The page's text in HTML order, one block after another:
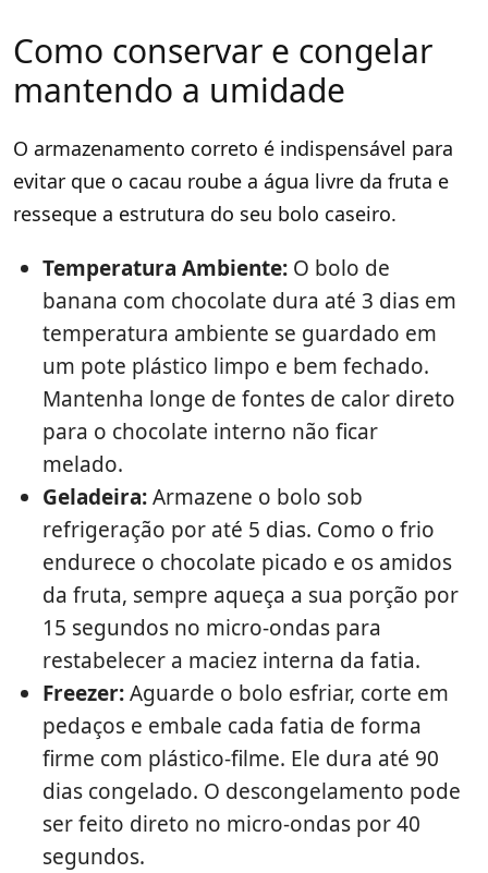
Como conservar e congelar
mantendo a umidade
O armazenamento correto é indispensável para
evitar que o cacau roube a água livre da fruta e
resseque a estrutura do seu bolo caseiro.
Temperatura Ambiente: O bolo de
banana com chocolate dura até 3 dias em
temperatura ambiente se guardado em
um pote plástico limpo e bem fechado.
Mantenha longe de fontes de calor direto
para o chocolate interno não ficar
melado.
Geladeira:Armazene o bolo sob
refrigeração por até 5 dias. Como o frio
endurece o chocolate picado e os amidos
da fruta, sempre aqueça a sua porção por
15 segundos no micro-ondas para
restabelecer a maciez interna da fatia.
Freezer:Aguarde o bolo esfriar, corte em
pedaços e embale cada fatia de forma
firme com plástico-filme. Ele dura até 90
dias congelado. O descongelamento pode
ser feito direto no micro-ondas por 40
segundos.